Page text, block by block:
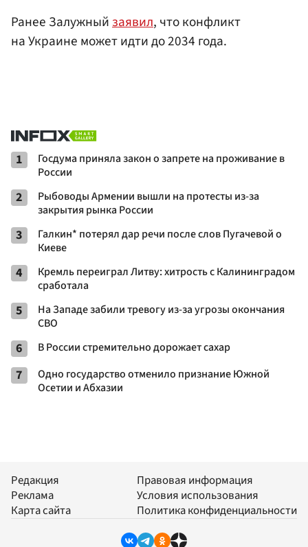
Ранее Залужныйзаявил, что конфликт
на Украине может идти до 2034 года.
1
Госдума приняла закон о запрете на проживание в
России
2
Рыбоводы Армении вышли на протесты из-за
закрытия рынка России
3
Галкин* потерял дар речи после слов Пугачевой о
Киеве
4
Кремль переиграл Литву: хитрость с Калининградом
сработала
5
На Западе забили тревогу из-за угрозы окончания
СВО
6 В России стремительно дорожает сахар
7
Одно государство отменило признание Южной
Осетии и Абхазии
Редакция
Реклама
Карта сайта
Правовая информация
Условия использования
Политика конфиденциальности